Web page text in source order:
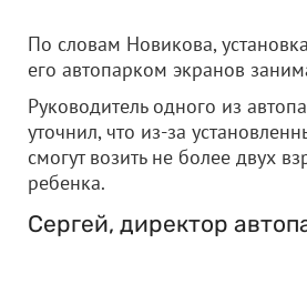
По словам Новикова,
его автопарком экранов
Руководитель одного из
уточнил, что из-за
смогут возить не более двух
ребенка.
Сергей, директор